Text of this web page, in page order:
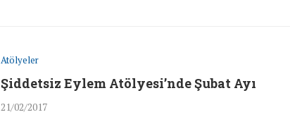
Atölyeler
Şiddetsiz Eylem Atölyesi’nde Şubat Ayı
21/02/2017